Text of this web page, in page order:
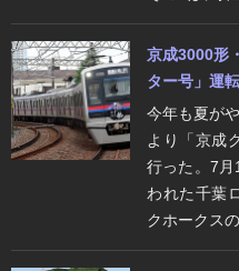
京成3000形
ター号」運
今年も夏が
より「京成
行った。7
われた千葉
クホークス